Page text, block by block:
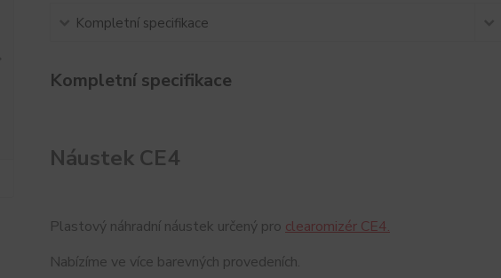
Kompletní specifikace
Kompletní specifikace
Náustek CE4
Plastový náhradní náustek určený pro clearomizér CE4.
Nabízíme ve více barevných provedeních.